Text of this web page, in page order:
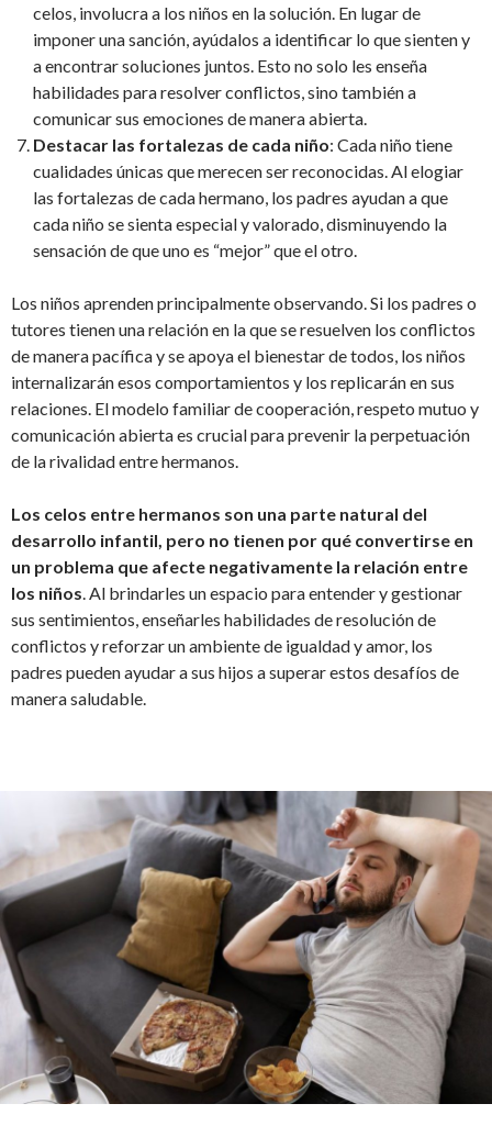
celos, involucra a los niños en la solución. En lugar de
imponer una sanción, ayúdalos a identificar lo que sienten y
a encontrar soluciones juntos. Esto no solo les enseña
habilidades para resolver conflictos, sino también a
comunicar sus emociones de manera abierta.
Destacar las fortalezas de cada niño: Cada niño tiene
cualidades únicas que merecen ser reconocidas. Al elogiar
las fortalezas de cada hermano, los padres ayudan a que
cada niño se sienta especial y valorado, disminuyendo la
sensación de que uno es “mejor” que el otro.
Los niños aprenden principalmente observando. Si los padres o
tutores tienen una relación en la que se resuelven los conflictos
de manera pacífica y se apoya el bienestar de todos, los niños
internalizarán esos comportamientos y los replicarán en sus
relaciones. El modelo familiar de cooperación, respeto mutuo y
comunicación abierta es crucial para prevenir la perpetuación
de la rivalidad entre hermanos.
Los celos entre hermanos son una parte natural del
desarrollo infantil, pero no tienen por qué convertirse en
un problema que afecte negativamente la relación entre
los niños. Al brindarles un espacio para entender y gestionar
sus sentimientos, enseñarles habilidades de resolución de
conflictos y reforzar un ambiente de igualdad y amor, los
padres pueden ayudar a sus hijos a superar estos desafíos de
manera saludable.